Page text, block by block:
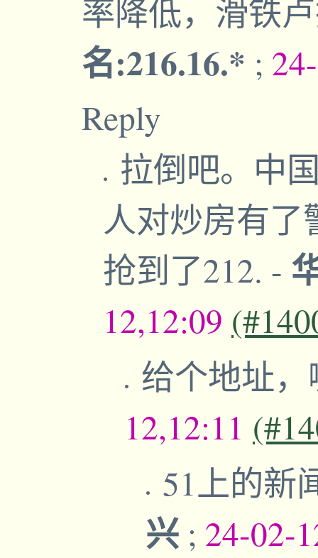
率降低，滑铁
名:216.16.* ;
Reply
拉倒吧。中
人对炒房有了
抢到了212. -
12,12:09
给个地址
12,12:11
51上的新
兴 ; 24-02-